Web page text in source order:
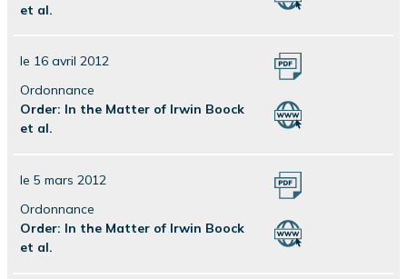
et al.
le 16 avril 2012
Ordonnance
Order: In the Matter of Irwin Boock
et al.
le 5 mars 2012
Ordonnance
Order: In the Matter of Irwin Boock
et al.